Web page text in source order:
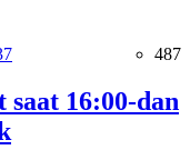
487
saat 16:00-dan